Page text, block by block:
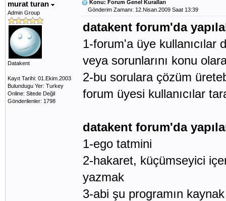
murat turan
Admin Group
Datakent
Kayıt Tarihi: 01.Ekim.2003
Bulundugu Yer: Turkey
Online: Sitede Değil
Gönderilenler: 1798
Konu: Forum Genel Kuralları
Gönderim Zamanı: 12.Nisan.2009 Saat 13:39
datakent forum'da
1-forum'a üye kullanıcılar
veya sorunlarını konu
2-bu sorulara çözüm
forum üyesi kullanıcılar
datakent forum'da
1-ego tatmini
2-hakaret, küçümseyici
yazmak
3-abi şu programın